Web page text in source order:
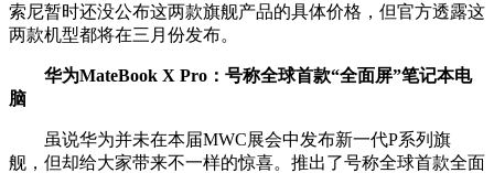
索尼暂时还没公布这两款旗舰产品的具体价格，但官方透露这
两款机型都将在三月份发布。
华为MateBook X Pro：号称全球首款“全面屏”笔记本电
脑
虽说华为并未在本届MWC展会中发布新一代P系列旗
舰，但却给大家带来不一样的惊喜。推出了号称全球首款全面